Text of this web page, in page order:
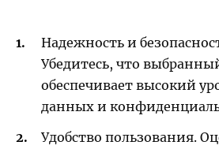
Надежность и
Убедитесь, что
обеспечивает высокий
данных и
Удобство пользования.